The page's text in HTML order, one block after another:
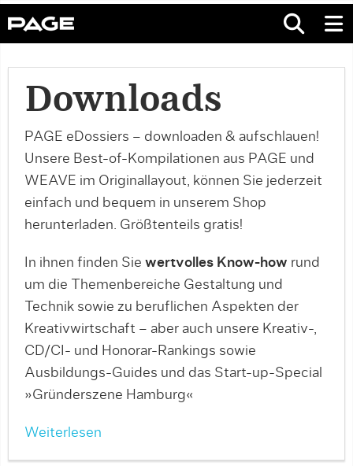
Downloads
PAGE eDossiers – downloaden & aufschlauen!
Unsere Best-of-Kompilationen aus PAGE und
WEAVE im Originallayout, können Sie jederzeit
einfach und bequem in unserem Shop
herunterladen. Größtenteils gratis!
In ihnen finden Sie wertvolles Know-how rund
um die Themenbereiche Gestaltung und
Technik sowie zu beruflichen Aspekten der
Kreativwirtschaft – aber auch unsere Kreativ-,
CD/CI- und Honorar-Rankings sowie
Ausbildungs-Guides und das Start-up-Special
»Gründerszene Hamburg«
Weiterlesen